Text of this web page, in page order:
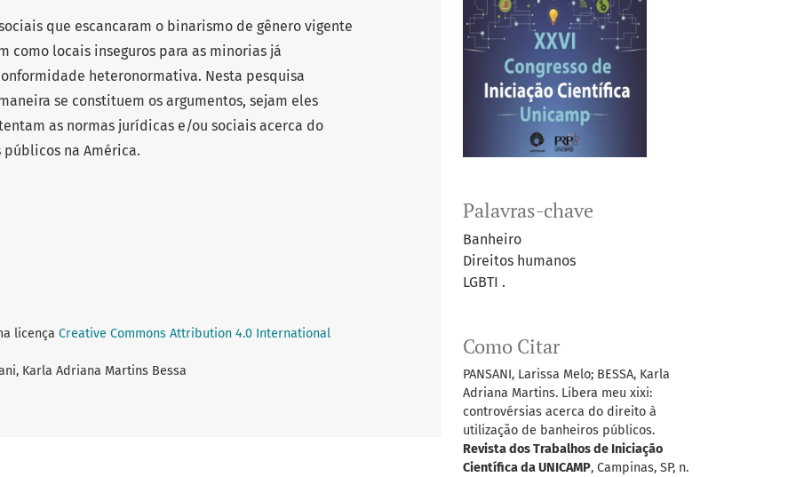
Palavras-chave
Banheiro
Direitos humanos
LGBTI .
Como Citar
PANSANI, Larissa Melo; BESSA, Karla
Adriana Martins. Libera meu xixi:
controvérsias acerca do direito à
utilização de banheiros públicos.
Revista dos Trabalhos de Iniciação
Científica da UNICAMP, Campinas, SP, n.
que escancaram o binarismo de gênero vigente
como locais inseguros para as minorias já
heteronormativa. Nesta pesquisa
se constituem os argumentos, sejam eles
as normas jurídicas e/ou sociais acerca do
na América.
licença Creative Commons Attribution 4.0 International
Karla Adriana Martins Bessa